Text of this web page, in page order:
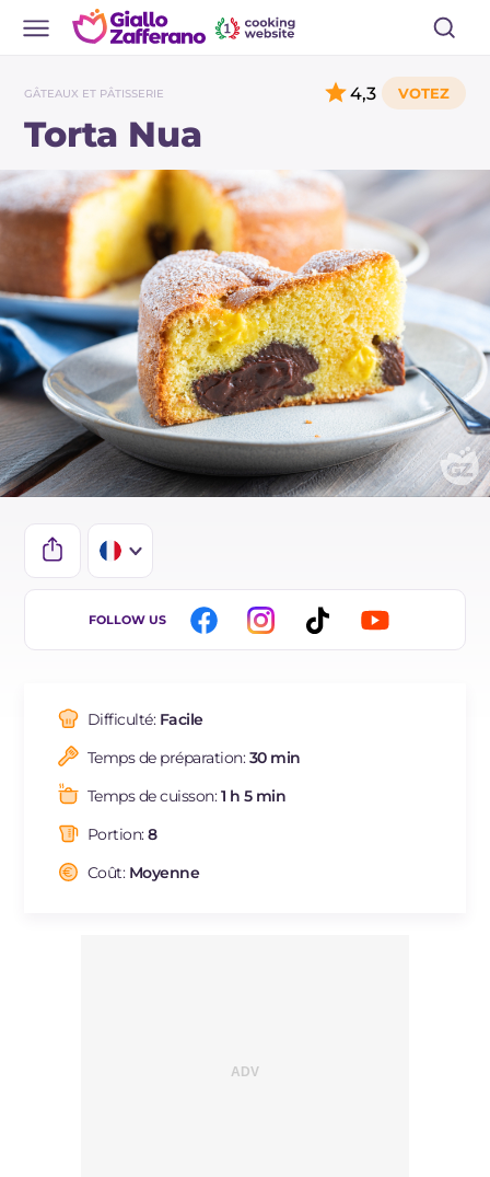
GÂTEAUX ET PÂTISSERIE
Torta Nua
4,3
IT
ES
BR
NL
FOLLOW US
Difficulté: Facile
Temps de préparation:30 min
Temps de cuisson:1 h 5 min
Portion:8
Coût: Moyenne